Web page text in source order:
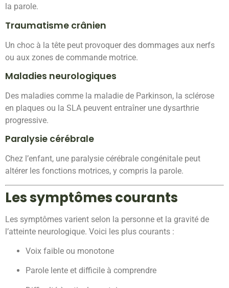
la parole.
Traumatisme crânien
Un choc à la tête peut provoquer des dommages aux nerfs
ou aux zones de commande motrice.
Maladies neurologiques
Des maladies comme la maladie de Parkinson, la sclérose
en plaques ou la SLA peuvent entraîner une dysarthrie
progressive.
Paralysie cérébrale
Chez l’enfant, une paralysie cérébrale congénitale peut
altérer les fonctions motrices, y compris la parole.
Les symptômes courants
Les symptômes varient selon la personne et la gravité de
l’atteinte neurologique. Voici les plus courants :
Voix faible ou monotone
Parole lente et difficile à comprendre